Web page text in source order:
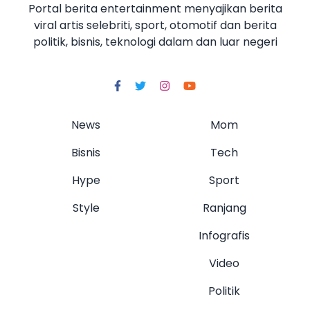
Portal berita entertainment menyajikan berita
viral artis selebriti, sport, otomotif dan berita
politik, bisnis, teknologi dalam dan luar negeri
News
Bisnis
Hype
Style
Mom
Tech
Sport
Ranjang
Infografis
Video
Politik